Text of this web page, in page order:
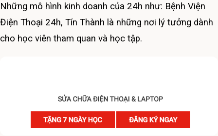
Những mô hình kinh doanh của 24h như: Bệnh Viện
Điện Thoại 24h, Tín Thành là những nơi lý tưởng dành
cho học viên tham quan và học tập.